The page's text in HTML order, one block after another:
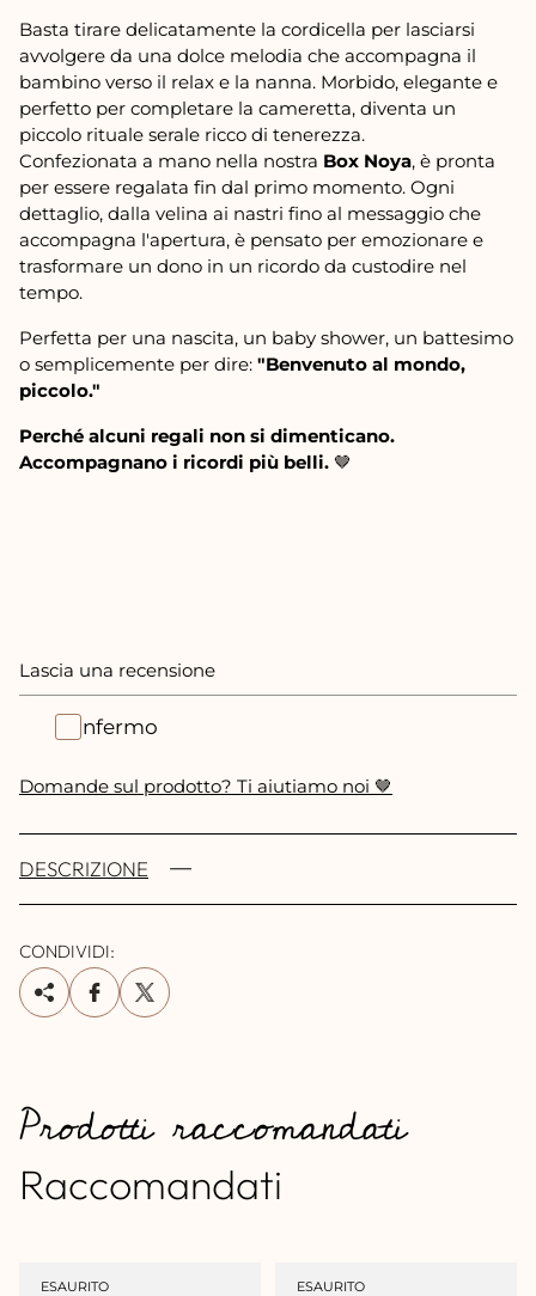
Basta tirare delicatamente la cordicella per lasciarsi
avvolgere da una dolce melodia che accompagna il
bambino verso il relax e la nanna. Morbido, elegante e
perfetto per completare la cameretta, diventa un
piccolo rituale serale ricco di tenerezza.
Confezionata a mano nella nostra Box Noya, è pronta
per essere regalata fin dal primo momento. Ogni
dettaglio, dalla velina ai nastri fino al messaggio che
accompagna l'apertura, è pensato per emozionare e
trasformare un dono in un ricordo da custodire nel
tempo.
Perfetta per una nascita, un baby shower, un battesimo
o semplicemente per dire: "Benvenuto al mondo,
piccolo."
Perché alcuni regali non si dimenticano.
Accompagnano i ricordi più belli. 🤎
Lascia una recensione
Confermo
Domande sul prodotto? Ti aiutiamo noi 🤎
DESCRIZIONE
CONDIVIDI:
Prodotti raccomandati
Raccomandati
ETICHETTA
ESAURITO
ETICHETTA
ESAURITO